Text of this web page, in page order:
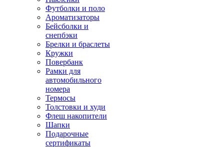
Футболки и поло
Ароматизаторы
Бейсболки и
снепбэки
Брелки и браслеты
Кружки
Повербанк
Рамки для
автомобильного
номера
Термосы
Толстовки и худи
Флеш накопители
Шапки
Подарочные
сертификаты